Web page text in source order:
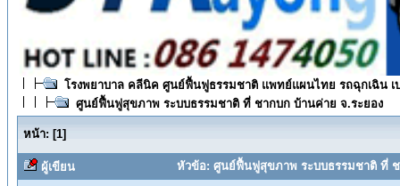
โรงพยาบาล คลีนิค ศูนย์ฟื้นฟูธรรมชาติ แพทย์แผนไทย รถฉุกเฉิน เ
ศูนย์ฟื้นฟูสุขภาพ ระบบธรรมชาติ ที่ ชากบก บ้านค่าย จ.ระยอง
หน้า: [1]
ผู้เขียน หัวข้อ: ศูนย์ฟื้นฟูสุขภาพ ระบบธรรมชาติ ที่